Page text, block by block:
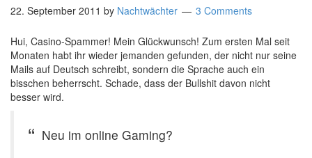
22. September 2011 by Nachtwächter 3 Comments
Hui, Casino-Spammer! Mein Glückwunsch! Zum ersten Mal seit
Monaten habt ihr wieder jemanden gefunden, der nicht nur seine
Mails auf Deutsch schreibt, sondern die Sprache auch ein
bisschen beherrscht. Schade, dass der Bullshit davon nicht
besser wird.
Neu im online Gaming?